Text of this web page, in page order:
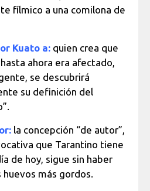
fílmico a una comilona de
Kuato a: quien crea que
ahora era afectado,
se descubrirá
su definición del
la concepción “de autor”,
que Tarantino tiene
de hoy, sigue sin haber
más gordos.